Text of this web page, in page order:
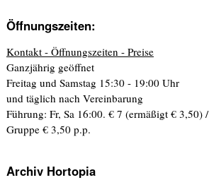
Öffnungszeiten:
Kontakt - Öffnungszeiten - Preise
Ganzjährig geöffnet
Freitag und Samstag 15:30 - 19:00 Uhr
und täglich nach Vereinbarung
Führung: Fr, Sa 16:00. € 7 (ermäßigt € 3,50) /
Gruppe € 3,50 p.p.
Archiv Hortopia